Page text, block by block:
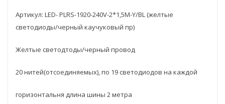
Кол-во
(ед.изм.)
Артикул: LED- PLRS-1920-240V-2*1,5М-Y/BL (желтые
светодиоды/черный каучуковый пр)
Желтые светодтоды/черный провод
20 нитей(отсоединяемых), по 19 светодиодов на каждой
горизонтальня длина шины 2 метра